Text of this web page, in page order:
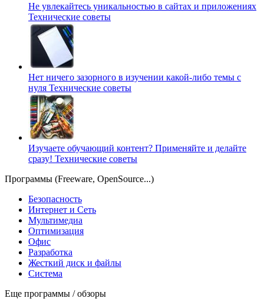
Не увлекайтесь уникальностью в сайтах и приложениях
Технические советы
Нет ничего зазорного в изучении какой-либо темы с
нуля Технические советы
Изучаете обучающий контент? Применяйте и делайте
сразу! Технические советы
Программы (Freeware, OpenSource...)
Безопасность
Интернет и Сеть
Мультимедиа
Оптимизация
Офис
Разработка
Жесткий диск и файлы
Система
Еще программы / обзоры